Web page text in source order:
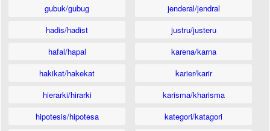
gubuk/gubug
hadis/hadist
hafal/hapal
hakikat/hakekat
hierarki/hirarki
hipotesis/hipotesa
jenderal/jendral
justru/justeru
karena/karna
karier/karir
karisma/kharisma
kategori/katagori